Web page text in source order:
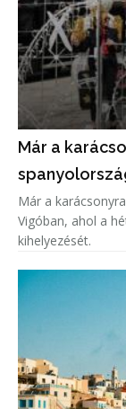
Már a
Már a
Vigóban, ahol a
kihelyezését.